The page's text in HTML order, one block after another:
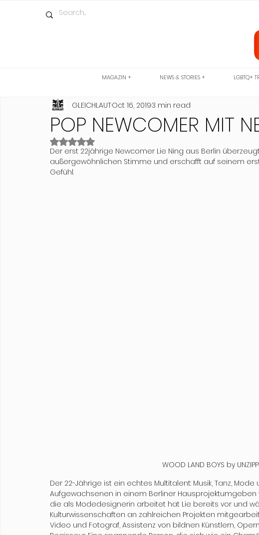
MAGAZIN + NEWS & STORIES + LGBTQ+
POP NEWCOMER MIT
GLEICHLAUTOct 16, 20193 min read
Rated NaN out of 5 stars.
Der erst 22jährige Newcomer Lie Ning aus Berlin
außergewöhnlichen Stimme und erschafft auf seinem
Gefühl.
WOOD LAND BOYS by
Der 22-Jährige ist ein echtes Multitalent: Musik, Tanz,
Aufgewachsenen in einem Berliner
die als Modedesignerin arbeitet hat Lie bereits vor und
Kulturwissenschaften an zahlreichen Projekten
Video und Fotograf, Assistenz von bildnen Künstlern,